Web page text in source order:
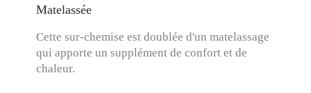
Matelassée
Cette sur-chemise est doublée d'un matelassage
qui apporte un supplément de confort et de
chaleur.